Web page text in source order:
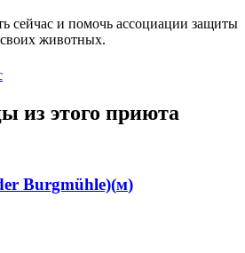
сейчас и помочь ассоциации защиты
животных.
из этого приюта
Burgmühle)(м)